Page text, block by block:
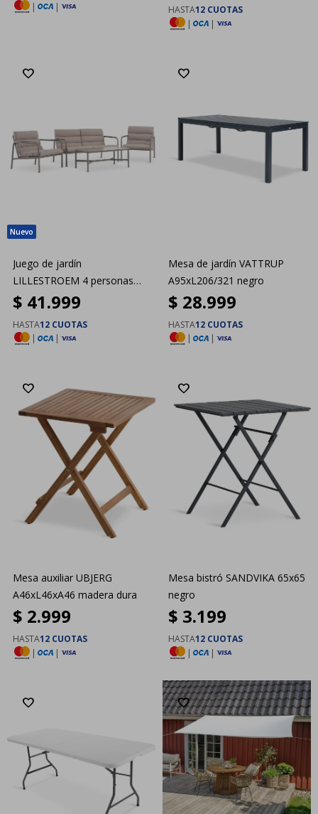
| | HASTA12 CUOTAS
|
|
Juego de jardín
LILLESTROEM 4 personas
arena oscuro
$ 41.999
HASTA12 CUOTAS
|
|
Mesa de jardín VATTRUP
A95xL206/321 negro
$ 28.999
HASTA12 CUOTAS
|
|
Mesa auxiliar UBJERG
A46xL46xA46 madera dura
$ 2.999
HASTA12 CUOTAS
|
|
Mesa bistró SANDVIKA 65x65
negro
$ 3.199
HASTA12 CUOTAS
|
|